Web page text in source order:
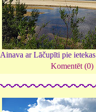
Ainava ar Lāčupīti pie
Komentēt (0)